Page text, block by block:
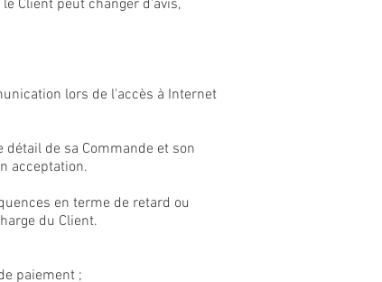
Client peut changer d'avis,
lors de l'accès à Internet
de sa Commande et son
acceptation.
en terme de retard ou
du Client.
paiement ;